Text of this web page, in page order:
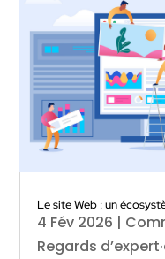
Le site Web : un
4 Fév 2026 |
Regards